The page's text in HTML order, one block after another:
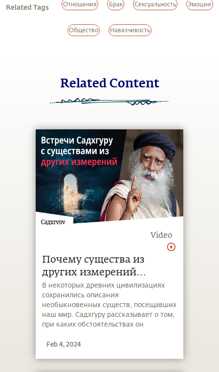
Related Tags Отношения Брак Сексуальность Эмоции
Общество Навязчивость
Related Content
Video
Почему существа из
других измерений
посещают наш мир?
В некоторых древних цивилизациях
сохранились описания
необыкновенных существ, посещавших
наш мир. Садхгуру рассказывает о том,
при каких обстоятельствах он
измерений и какова их роль в нашей
Feb 4, 2024